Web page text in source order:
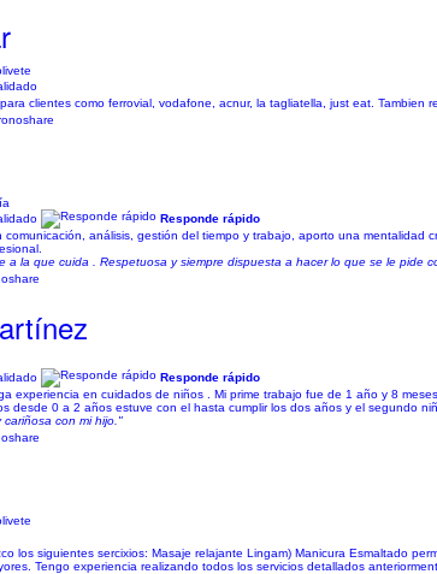
clientes como ferrovial, vodafone, acnur, la tagliatella, just eat. Tambien
Responde rápido
análisis, gestión del tiempo y trabajo, aporto una mentalidad
a la que cuida . Respetuosa y siempre dispuesta a hacer lo que se le
Responde rápido
experiencia en cuidados de niños . Mi prime trabajo fue de 1 año y 8
desde 0 a 2 años estuve con el hasta cumplir los dos años y el segundo
con mi hijo."
los siguientes sercixios: Masaje relajante Lingam) Manicura Esmaltado
Tengo experiencia realizando todos los servicios detallados